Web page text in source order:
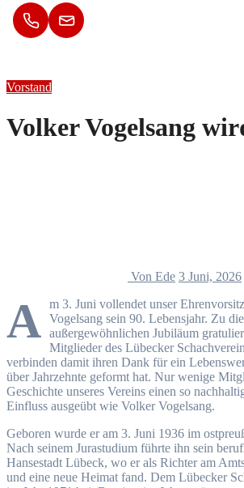
Vorstand
Volker Vogelsang
Von Ede 3 Juni, 2026
A m 3. Juni vollendet unser
Vogelsang sein 90. Lebensjahr. Zu
außergewöhnlichen Jubiläum
Mitglieder des Lübecker
verbinden damit ihren Dank für ein
über Jahrzehnte geformt hat. Nur wenige
Geschichte unseres Vereins einen so
Einfluss ausgeübt wie Volker Vogelsang.
Geboren wurde er am 3. Juni 1936 im
Nach seinem Jurastudium führte ihn sein
Hansestadt Lübeck, wo er als Richter am
und eine neue Heimat fand. Dem Lübecker